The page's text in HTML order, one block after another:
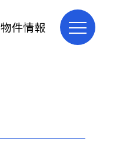
物件情報